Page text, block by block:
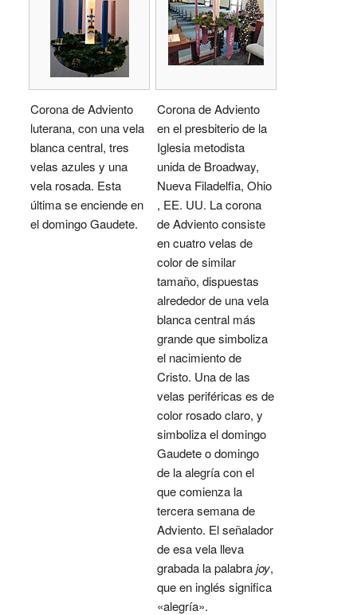
Corona de Adviento
luterana, con una vela
blanca central, tres
velas azules y una
vela rosada. Esta
última se enciende en
el domingo Gaudete.
Corona de Adviento
en el presbiterio de la
Iglesia metodista
unida de Broadway,
Nueva Filadelfia, Ohio
, EE. UU. La corona
de Adviento consiste
en cuatro velas de
color de similar
tamaño, dispuestas
alrededor de una vela
blanca central más
grande que simboliza
el nacimiento de
Cristo. Una de las
velas periféricas es de
color rosado claro, y
simboliza el domingo
Gaudete o domingo
de la alegría con el
que comienza la
tercera semana de
Adviento. El señalador
de esa vela lleva
grabada la palabrajoy,
que en inglés significa
«alegría».